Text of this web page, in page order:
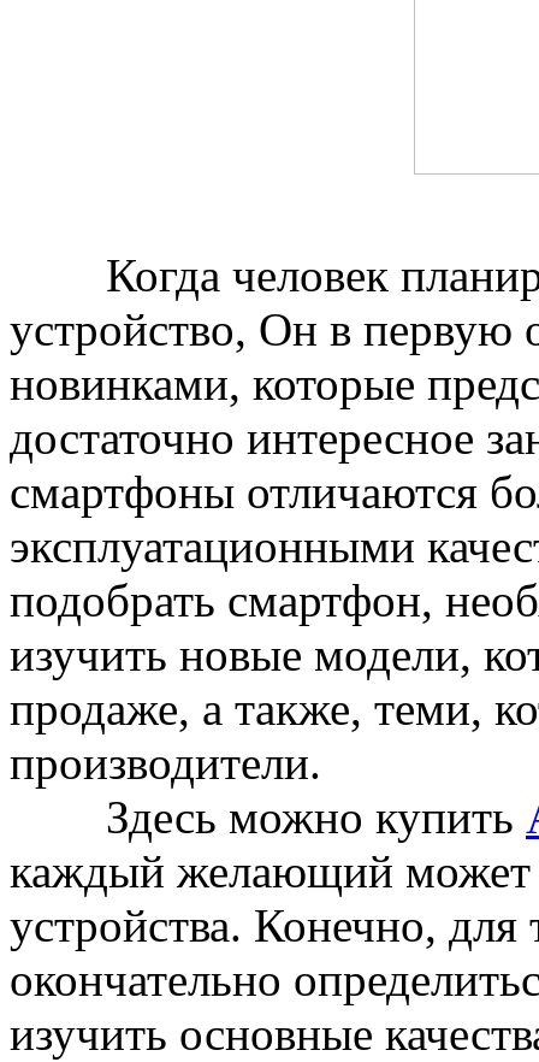
Когда человек
устройство, Он в первую
новинками, которые
достаточно интересное
смартфоны отличаются
эксплуатационными
подобрать смартфон,
изучить новые модели,
продаже, а также, теми,
производители.
Здесь можно купить
каждый желающий может
устройства. Конечно,
окончательно
изучить основные